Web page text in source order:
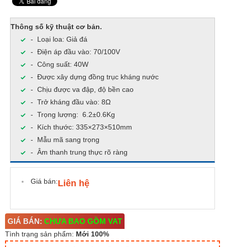
Thông số kỹ thuật cơ bản.
- Loại loa: Giả đá
- Điện áp đầu vào: 70/100V
- Công suất: 40W
- Được xây dựng đồng trục kháng nước
- Chịu được va đập, độ bền cao
- Trở kháng đầu vào: 8Ω
- Trọng lượng: 6.2±0.6Kg
- Kích thước: 335×273×510mm
- Mẫu mã sang trọng
- Âm thanh trung thực rõ ràng
Giá bán:Liên hệ
GIÁ BÁN: CHƯA BAO GỒM VAT
Tình trạng sản phẩm: Mới 100%